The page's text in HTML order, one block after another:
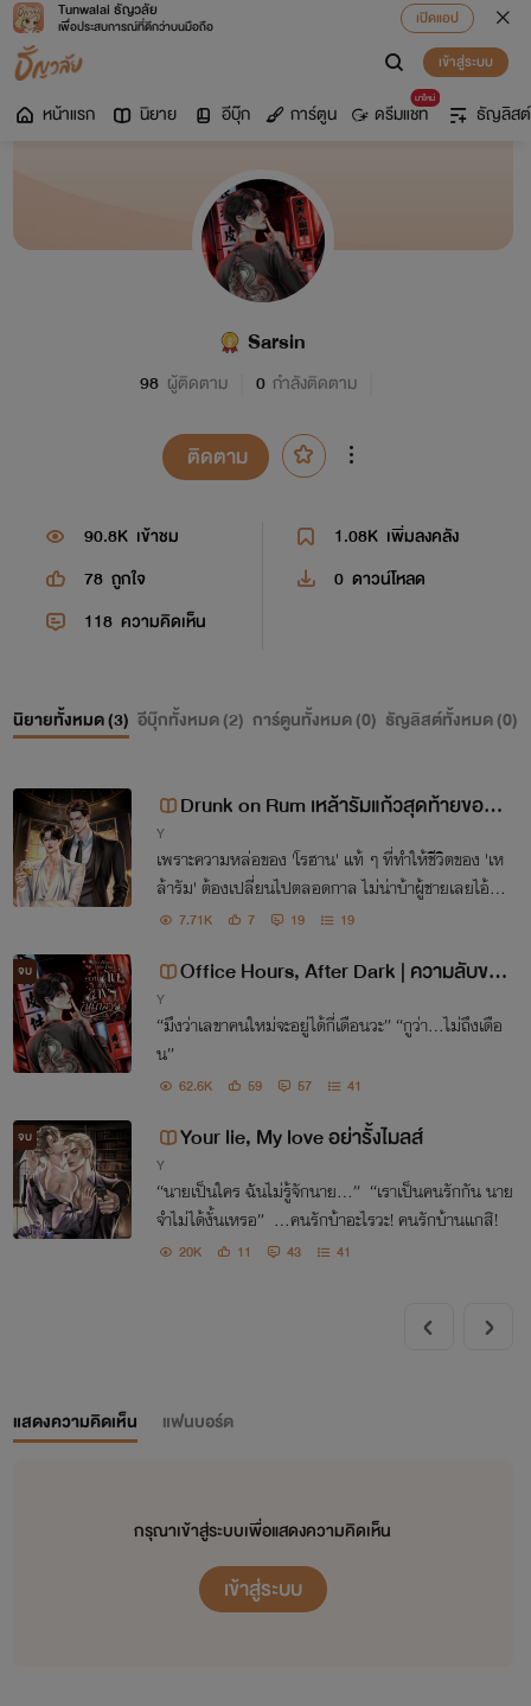
Tunwalai ธัญวลัย
เพื่อประสบการณ์ที่ดีกว่าบนมือถือ
เปิดแอป
เข้าสู่ระบบ
หน้าแรก นิยาย อีบุ๊ก การ์ตูน
มาใหม่
ดรีมแชท ธัญลิสต์
Sarsin
98 ผู้ติดตาม 0 กำลังติดตาม
ติดตาม
90.8K เข้าชม 1.08K เพิ่มลงคลัง
78 ถูกใจ 0 ดาวน์โหลด
118 ความคิดเห็น
นิยายทั้งหมด (3) อีบุ๊กทั้งหมด (2) การ์ตูนทั้งหมด (0) ธัญลิสต์ทั้งหมด (0)
Drunk on Rum เหล้ารัมแก้วสุดท้ายของโ
Y
เพราะความหล่อของ 'โรฮาน' แท้ ๆ ที่ทำให้ชีวิตของ 'เห
ล้ารัม' ต้องเปลี่ยนไปตลอดกาล ไม่น่าบ้าผู้ชายเลยไอ้รัมเ
อ๊ย! 7.71K 7 19 19
จบ
Office Hours, After Dark | ความลับขอ
Y
“มึงว่าเลขาคนใหม่จะอยู่ได้กี่เดือนวะ” “กูว่า…ไม่ถึงเดือ
น”
62.6K 59 57 41
จบ Your lie, My love อย่ารั้งไมลส์
Y
“นายเป็นใคร ฉันไม่รู้จักนาย...” “เราเป็นคนรักกัน นาย
จำไม่ได้งั้นเหรอ” ...คนรักบ้าอะไรวะ! คนรักบ้านแกสิ!
20K 11 43 41
แสดงความคิดเห็น แฟนบอร์ด
กรุณาเข้าสู่ระบบเพื่อแสดงความคิดเห็น
เข้าสู่ระบบ